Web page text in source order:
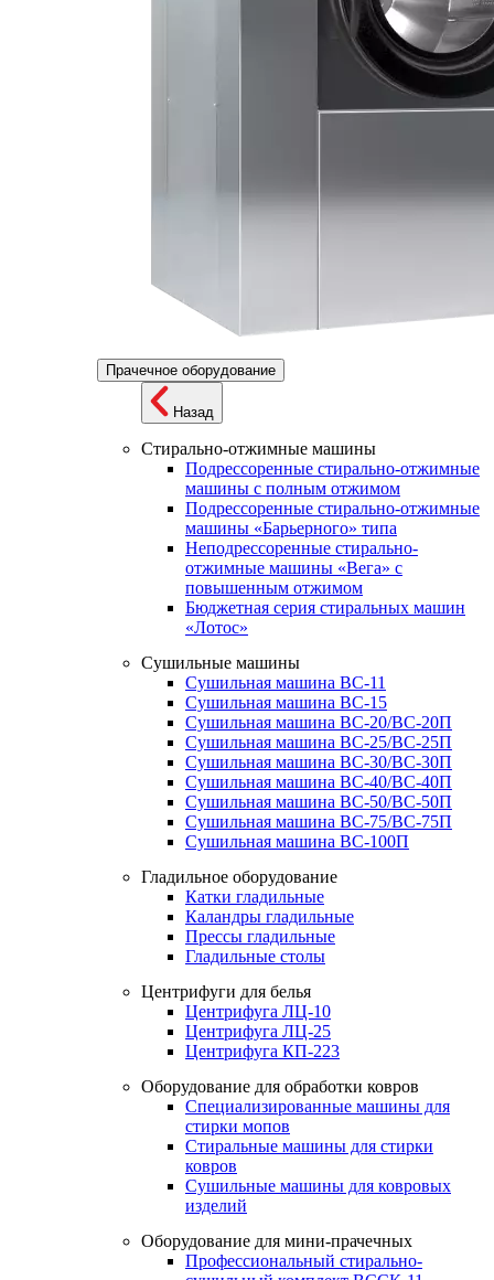
Прачечное оборудование
Назад
Стирально-отжимные машины
Подрессоренные стирально-отжимные
машины с полным отжимом
Подрессоренные стирально-отжимные
машины «Барьерного» типа
Неподрессоренные стирально-
отжимные машины «Вега» с
повышенным отжимом
Бюджетная серия стиральных машин
«Лотос»
Сушильные машины
Сушильная машина ВС-11
Сушильная машина ВС-15
Сушильная машина ВС-20/ВС-20П
Сушильная машина ВС-25/ВС-25П
Сушильная машина ВС-30/ВС-30П
Сушильная машина ВС-40/ВС-40П
Сушильная машина ВС-50/ВС-50П
Сушильная машина ВС-75/ВС-75П
Сушильная машина ВС-100П
Гладильное оборудование
Катки гладильные
Каландры гладильные
Прессы гладильные
Гладильные столы
Центрифуги для белья
Центрифуга ЛЦ-10
Центрифуга ЛЦ-25
Центрифуга КП-223
Оборудование для обработки ковров
Специализированные машины для
стирки мопов
Стиральные машины для стирки
ковров
Сушильные машины для ковровых
изделий
Оборудование для мини-прачечных
Профессиональный стирально-